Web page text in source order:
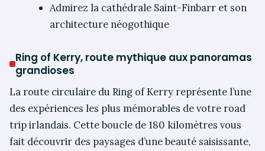
Admirez la cathédrale Saint-Finbarr et son
architecture néogothique
Ring of Kerry, route mythique aux panoramas
grandioses
La route circulaire du Ring of Kerry représente l’une
des expériences les plus mémorables de votre road
trip irlandais. Cette boucle de 180 kilomètres vous
fait découvrir des paysages d’une beauté saisissante,